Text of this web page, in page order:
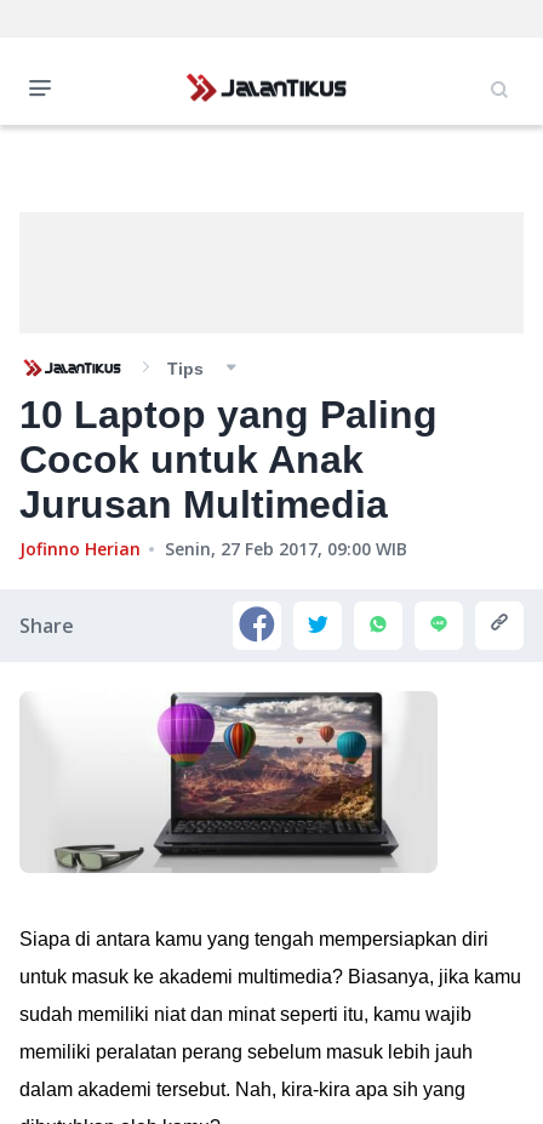
Tips
10 Laptop yang Paling
Cocok untuk Anak
Jurusan Multimedia
Jofinno Herian Senin, 27 Feb 2017, 09:00 WIB
Share
Siapa di antara kamu yang tengah mempersiapkan diri
untuk masuk ke akademi multimedia? Biasanya, jika kamu
sudah memiliki niat dan minat seperti itu, kamu wajib
memiliki peralatan perang sebelum masuk lebih jauh
dalam akademi tersebut. Nah, kira-kira apa sih yang